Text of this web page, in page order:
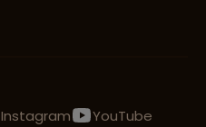
Instagram
YouTube